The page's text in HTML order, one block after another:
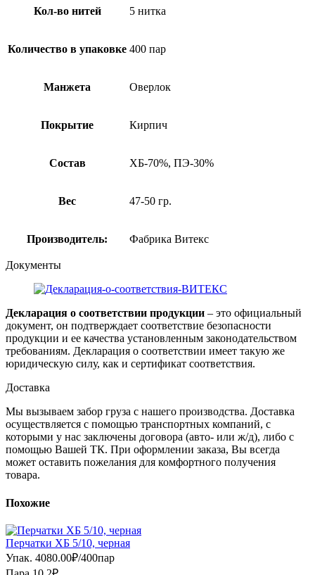
Кол-во нитей 5 нитка
Количество в упаковке 400 пар
Манжета Оверлок
Покрытие Кирпич
Состав ХБ-70%, ПЭ-30%
Вес 47-50 гр.
Производитель: Фабрика Витекс
Документы
Декларация о соответствии продукции – это официальный
документ, он подтверждает соответствие безопасности
продукции и ее качества установленным законодательством
требованиям. Декларация о соответствии имеет такую же
юридическую силу, как и сертификат соответствия.
Доставка
Мы вызываем забор груза с нашего производства. Доставка
осуществляется с помощью транспортных компаний, с
которыми у нас заключены договора (авто- или ж/д), либо с
помощью Вашей ТК. При оформлении заказа, Вы всегда
может оставить пожелания для комфортного получения
товара.
Похожие
Перчатки ХБ 5/10, черная
Упак. 4080.00₽/400пар